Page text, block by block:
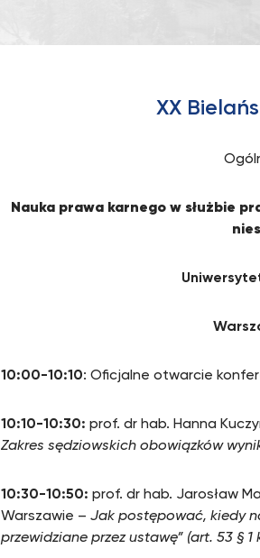
XX
Nauka prawa karnego w służbie
10:00-10:10: Oficjalne otwarcie
10:10-10:30:prof. dr hab. Hanna
Zakres sędziowskich obowiązków
10:30-10:50:prof. dr hab. Jarosław
Warszawie –Jak postępować, kiedy
przewidziane przez ustawę” (art. 53 §